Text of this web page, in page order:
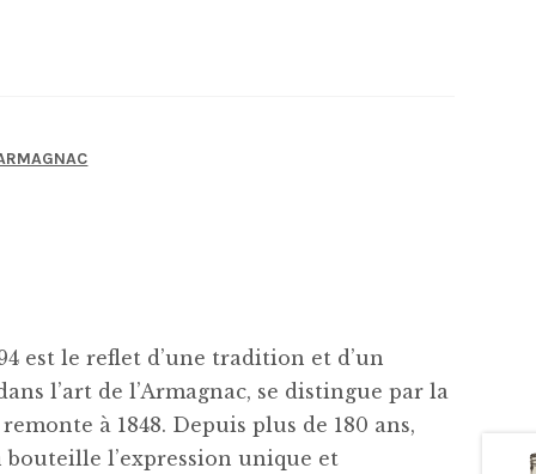
est le reflet d’une tradition et d’un
l’art de l’Armagnac, se distingue par la
à 1848. Depuis plus de 180 ans,
l’expression unique et